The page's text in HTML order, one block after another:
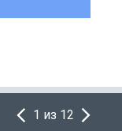
1 из 12